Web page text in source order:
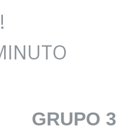
GRUPO 3